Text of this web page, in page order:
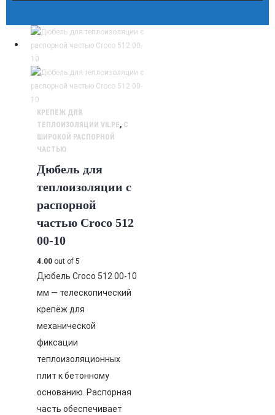
КРЕПЕЖ ДЛЯ
ТЕПЛОИЗОЛЯЦИИ VILPE, С
ШИРОКОЙ РАСПОРНОЙ
ЧАСТЬЮ
Дюбель для
теплоизоляции с
распорной
частью Croco 512
00-10
4.00 out of 5
Дюбель Croco 512 00-10
мм — телескопический
крепёж для
механической
фиксации
теплоизоляционных
плит к бетонному
основанию. Распорная
часть обеспечивает